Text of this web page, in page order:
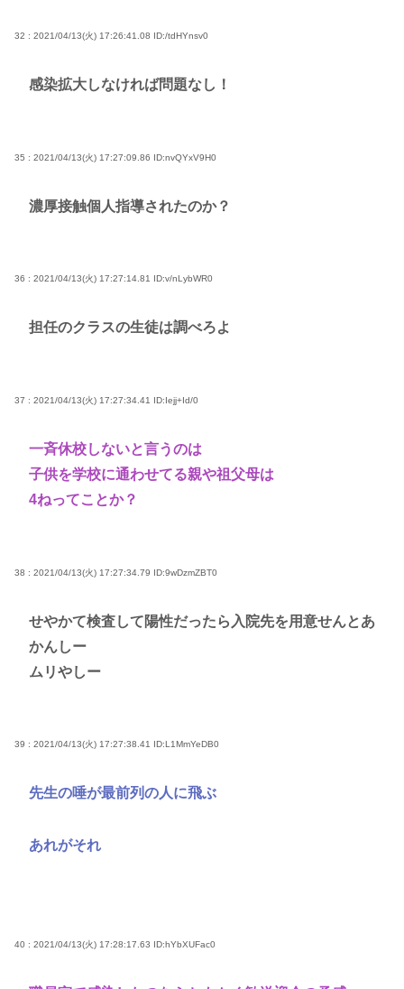
32 : 2021/04/13(火) 17:26:41.08 ID:/tdHYnsv0
感染拡大しなければ問題なし！
35 : 2021/04/13(火) 17:27:09.86 ID:nvQYxV9H0
濃厚接触個人指導されたのか？
36 : 2021/04/13(火) 17:27:14.81 ID:v/nLybWR0
担任のクラスの生徒は調べろよ
37 : 2021/04/13(火) 17:27:34.41 ID:Iejj+Id/0
一斉休校しないと言うのは
子供を学校に通わせてる親や祖父母は
4ねってことか？
38 : 2021/04/13(火) 17:27:34.79 ID:9wDzmZBT0
せやかて検査して陽性だったら入院先を用意せんとあ
かんしー
ムリやしー
39 : 2021/04/13(火) 17:27:38.41 ID:L1MmYeDB0
先生の唾が最前列の人に飛ぶ
あれがそれ
40 : 2021/04/13(火) 17:28:17.63 ID:hYbXUFac0